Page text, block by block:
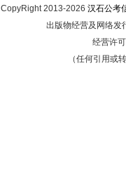
CopyRight 2013-2026 汉石公考
出版物经营及网络发
经营许
（任何引用或